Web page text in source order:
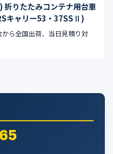
りたたみコンテナ用台車
キャリー53・37SSⅡ)
ら全国出荷、当日見積り対